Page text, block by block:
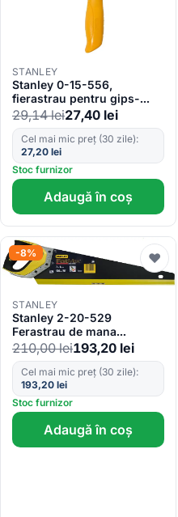
STANLEY
Stanley 0-15-556,
fierastrau pentru gips-
carton cu maner din
plastic, 350 mm, bister
29,14lei27,40 lei
Cel mai mic preț (30 zile):
27,20 lei
Stoc furnizor
Adaugă în coș
-8% ♥
STANLEY
Stanley 2-20-529
Ferastrau de mana
applifon FATMAX, 7
dinti/inch, 500mm
210,00lei193,20 lei
Cel mai mic preț (30 zile):
193,20 lei
Stoc furnizor
Adaugă în coș